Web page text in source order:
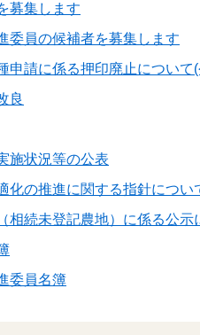
募集します
委員の候補者を募集します
申請に係る押印廃止について
良
施状況等の公表
化の推進に関する指針につい
相続未登記農地）に係る公示
委員名簿